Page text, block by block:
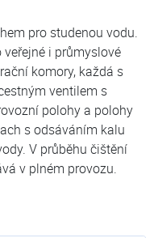
pro studenou vodu.
i průmyslové
komory, každá s
ventilem s
polohy a polohy
s odsáváním kalu
V průběhu čištění
v plném provozu.